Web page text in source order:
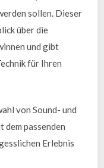
sollen. Dieser
über die
und gibt
für Ihren
von Sound- und
dem passenden
Erlebnis